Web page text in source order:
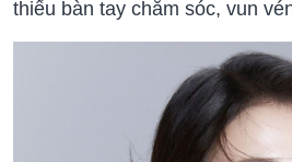
thiếu bàn tay chăm sóc, vun